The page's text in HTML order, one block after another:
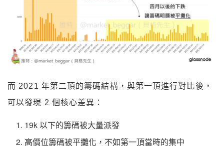
而 2021 年第二頂的籌碼結構，與第一頂進行對比後，
可以發現 2 個核心差異：
19k 以下的籌碼被大量派發
高價位籌碼被平攤化，不如第一頂當時的集中